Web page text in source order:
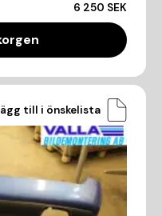
6 250 SEK
till i önskelista